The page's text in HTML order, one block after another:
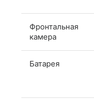
Фронтальная
камера
Батарея